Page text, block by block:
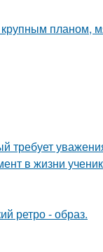
планом,
требует
в жизни
ретро - образ.